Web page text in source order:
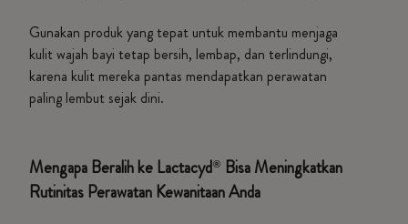
Gunakan produk yang tepat untuk membantu menjaga
kulit wajah bayi tetap bersih, lembap, dan terlindungi,
karena kulit mereka pantas mendapatkan perawatan
paling lembut sejak dini.
Mengapa Beralih ke Lactacyd® Bisa Meningkatkan
Rutinitas Perawatan Kewanitaan Anda